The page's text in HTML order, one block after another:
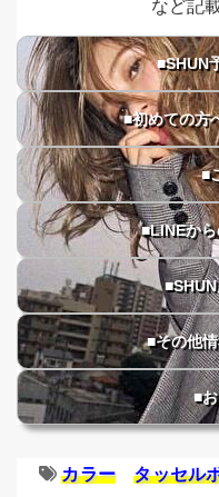
など記
■SHUN
■初めての方
■
■LINEか
■その他
■
カラー タッセル